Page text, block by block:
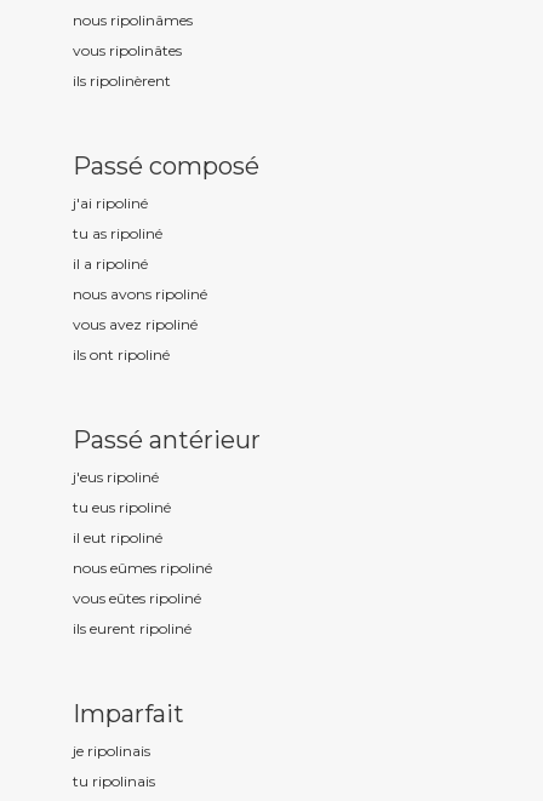
nous ripolinâmes
vous ripolinâtes
ils ripolinèrent
Passé composé
j'ai ripoliné
tu as ripoliné
il a ripoliné
nous avons ripoliné
vous avez ripoliné
ils ont ripoliné
Passé antérieur
j'eus ripoliné
tu eus ripoliné
il eut ripoliné
nous eûmes ripoliné
vous eûtes ripoliné
ils eurent ripoliné
Imparfait
je ripolinais
tu ripolinais